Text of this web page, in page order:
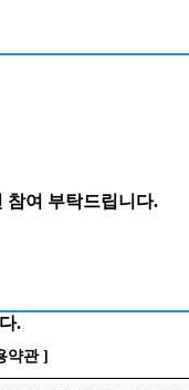
참여 부탁드립니다.
.
약관 ]